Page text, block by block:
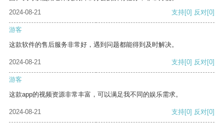
2024-08-21
支持[0] 反对[0]
游客
这款软件的售后服务非常好，遇到问题都能得到及时解决。
2024-08-21 支持[0] 反对[0]
游客
这款app的视频资源非常丰富，可以满足我不同的娱乐需求。
2024-08-21 支持[0] 反对[0]